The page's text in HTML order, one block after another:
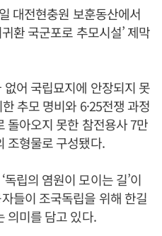
대전현충원 보훈동산에서
환 국군포로 추모시설’ 제막
어 국립묘지에 안장되지 못
추모 명비와 6·25전쟁 과정
돌아오지 못한 참전용사 7만
조형물로 구성됐다.
립의 염원이 모이는 길’이
들이 조국독립을 위해 한길
의미를 담고 있다.